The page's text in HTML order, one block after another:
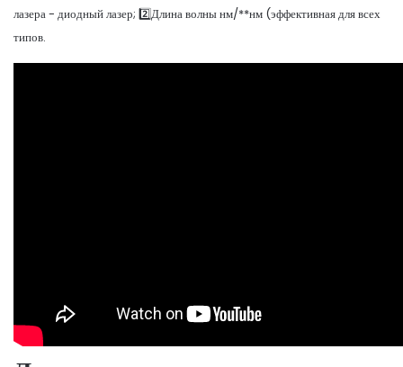
лазера - диодный лазер; 2️⃣Длина волны нм/**нм (эффективная для всех
типов.